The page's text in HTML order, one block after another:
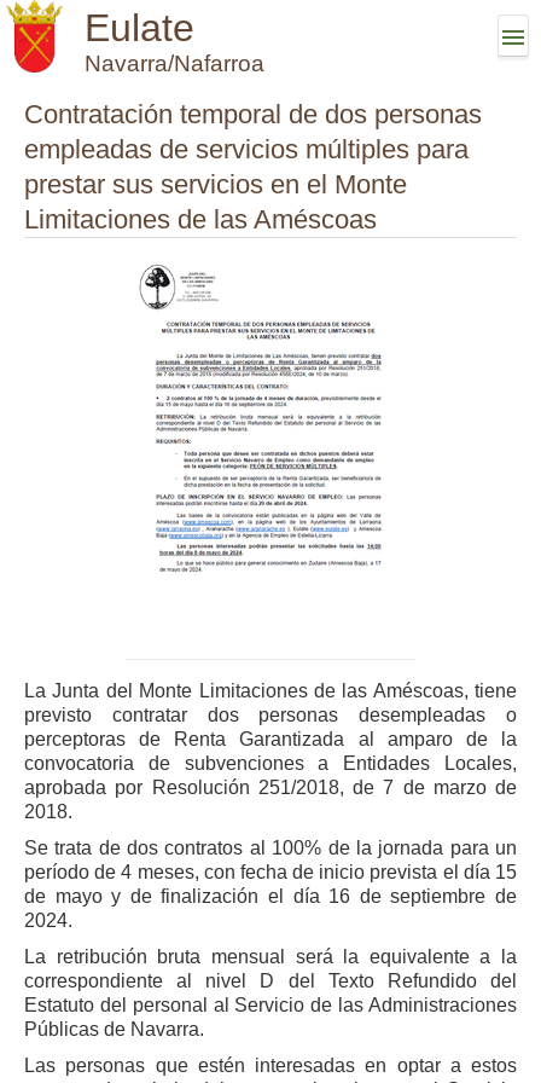
Eulate
Navarra/Nafarroa
Contratación temporal de dos personas
empleadas de servicios múltiples para
prestar sus servicios en el Monte
Limitaciones de las Améscoas
La Junta del Monte Limitaciones de las Améscoas, tiene
previsto contratar dos personas desempleadas o
perceptoras de Renta Garantizada al amparo de la
convocatoria de subvenciones a Entidades Locales,
aprobada por Resolución 251/2018, de 7 de marzo de
2018.
Se trata de dos contratos al 100% de la jornada para un
período de 4 meses, con fecha de inicio prevista el día 15
de mayo y de finalización el día 16 de septiembre de
2024.
La retribución bruta mensual será la equivalente a la
correspondiente al nivel D del Texto Refundido del
Estatuto del personal al Servicio de las Administraciones
Públicas de Navarra.
Las personas que estén interesadas en optar a estos